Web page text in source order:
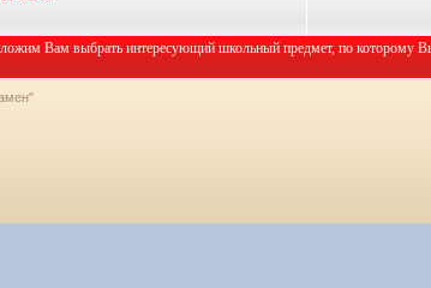
Вам выбрать интересующий школьный предмет, по которому